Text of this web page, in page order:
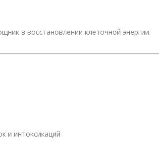
в восстановлении клеточной энергии.
и интоксикаций